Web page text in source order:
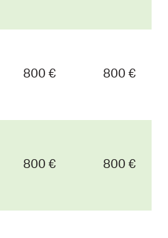
800 € 800 €
800 € 800 €